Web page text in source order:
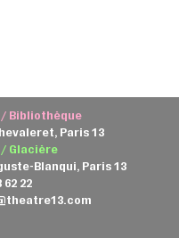
/ Bibliothèque
Paris 13
Glacière
Blanqui, Paris 13
62 22